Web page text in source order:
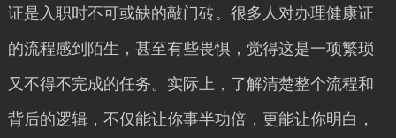
证是入职时不可或缺的敲门砖。很多人对办理健康证
的流程感到陌生，甚至有些畏惧，觉得这是一项繁琐
又不得不完成的任务。实际上，了解清楚整个流程和
背后的逻辑，不仅能让你事半功倍，更能让你明白，